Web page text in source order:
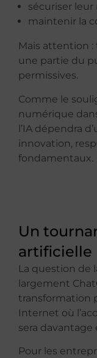
sécuriser
maintenir la
Mais attention
une partie du
permissives.
Comme le
numérique
l’IA dépendra
innovation,
fondamentaux.
Un
artificielle
La question de
largement
transformation
Internet où
sera davantage
Pour les